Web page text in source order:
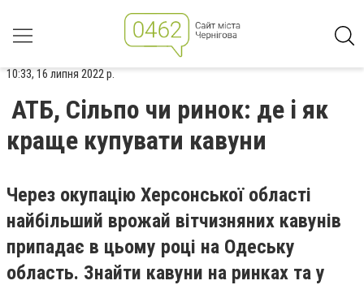
10:33, 16 липня 2022 р.
АТБ, Сільпо чи ринок: де і як
краще купувати кавуни
Через окупацію Херсонської області
найбільший врожай вітчизняних кавунів
припадає в цьому році на Одеську
область. Знайти кавуни на ринках та у